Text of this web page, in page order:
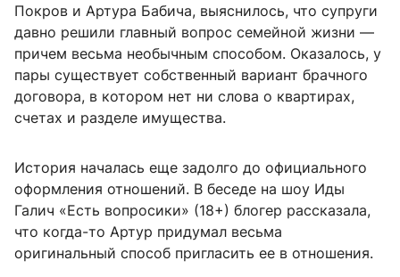
Покров и Артура Бабича, выяснилось, что супруги
давно решили главный вопрос семейной жизни —
причем весьма необычным способом. Оказалось, у
пары существует собственный вариант брачного
договора, в котором нет ни слова о квартирах,
счетах и разделе имущества.
История началась еще задолго до официального
оформления отношений. В беседе на шоу Иды
Галич «Есть вопросики» (18+) блогер рассказала,
что когда-то Артур придумал весьма
оригинальный способ пригласить ее в отношения.